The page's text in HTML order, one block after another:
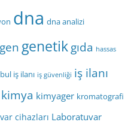
dna dna analizi
gen genetikgıda hassas
iş ilanı iş güvenliği iş ilanı
kimya kimyager kromatografi
cihazları Laboratuvar